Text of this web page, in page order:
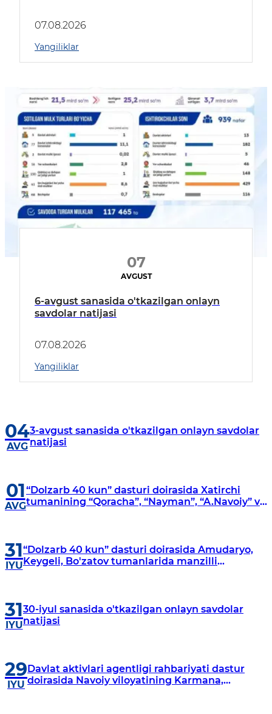
07.08.2026
Yangiliklar
07
AVGUST
6-avgust sanasida o'tkazilgan onlayn
savdolar natijasi
07.08.2026
Yangiliklar
04
AVG
3-avgust sanasida o'tkazilgan onlayn savdolar
natijasi
01
AVG
“Dolzarb 40 kun” dasturi doirasida Xatirchi
tumanining “Qoracha”, “Nayman”, “A.Navoiy” va
31
IYU
“Dolzarb 40 kun” dasturi doirasida Amudaryo,
Keygeli, Bo'zatov tumanlarida manzilli
31
IYU
30-iyul sanasida o'tkazilgan onlayn savdolar
natijasi
29
IYU
Davlat aktivlari agentligi rahbariyati dastur
doirasida Navoiy viloyatining Karmana,